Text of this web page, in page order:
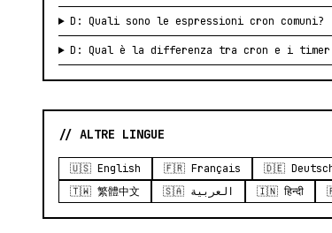
D: Quali sono le espressioni cron comuni?
D: Qual è la differenza tra cron e i timer
// ALTRE LINGUE
🇺🇸 English 🇫🇷 Français 🇩🇪
🇹🇼 繁體中文
🇸🇦 العربية 🇮🇳 हिन्दी